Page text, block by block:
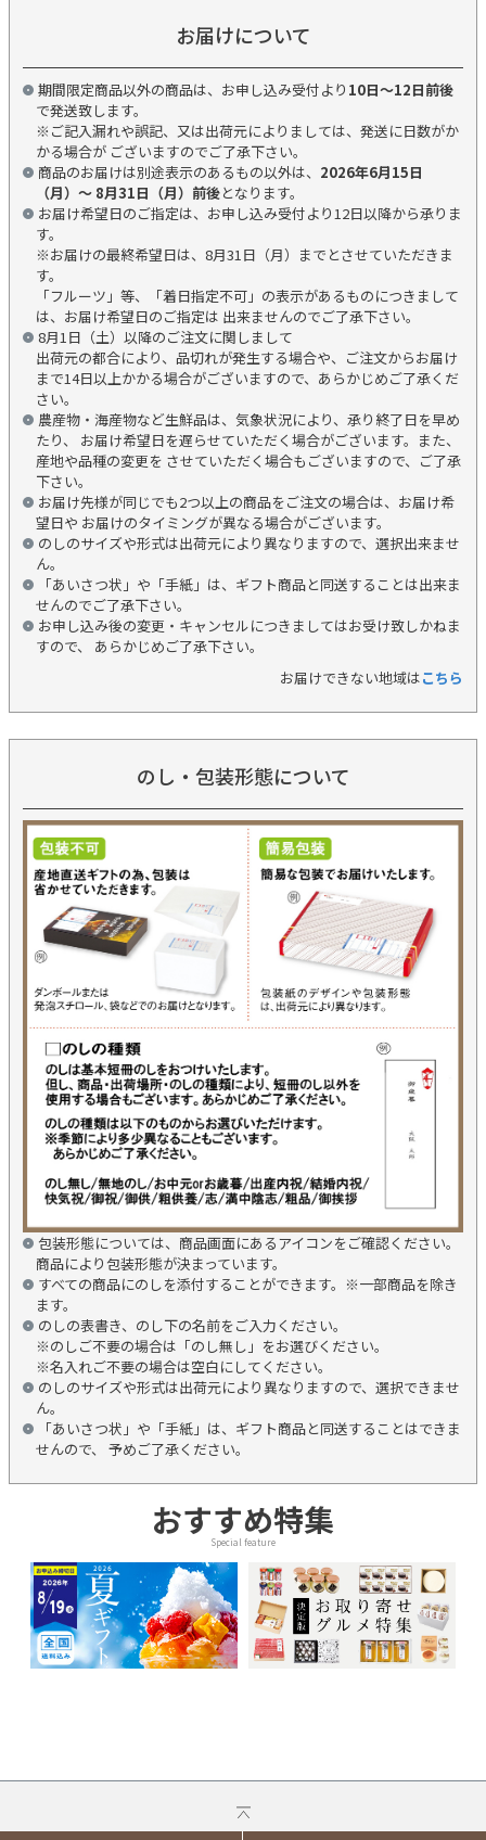
お届けについて
期間限定商品以外の商品は、お申し込み受付より 10日～12日前後
で発送致します。
※ご記入漏れや誤記、又は出荷元によりましては、発送に日数がか
かる場合が ございますのでご了承下さい。
商品のお届けは別途表示のあるもの以外は、 2026年6月15日
（月）～ 8月31日（月）前後となります。
お届け希望日のご指定は、お申し込み受付より12日以降から承りま
す。
※お届けの最終希望日は、8月31日（月）までとさせていただきま
す。
「フルーツ」等、「着日指定不可」の表示があるものにつきまして
は、お届け希望日のご指定は 出来ませんのでご了承下さい。
8月1日（土）以降のご注文に関しまして
出荷元の都合により、品切れが発生する場合や、ご注文からお届け
まで14日以上かかる場合がございますので、あらかじめご了承くだ
さい。
農産物・海産物など生鮮品は、気象状況により、承り終了日を早め
たり、 お届け希望日を遅らせていただく場合がございます。また、
産地や品種の変更を させていただく場合もございますので、ご了承
下さい。
お届け先様が同じでも2つ以上の商品をご注文の場合は、お届け希
望日や お届けのタイミングが異なる場合がございます。
のしのサイズや形式は出荷元により異なりますので、選択出来ませ
ん。
「あいさつ状」や「手紙」は、ギフト商品と同送することは出来ま
せんのでご了承下さい。
お申し込み後の変更・キャンセルにつきましてはお受け致しかねま
すので、 あらかじめご了承下さい。
お届けできない地域はこちら
のし・包装形態について
包装形態については、商品画面にあるアイコンをご確認ください。
商品により包装形態が決まっています。
すべての商品にのしを添付することができます。※一部商品を除き
ます。
のしの表書き、のし下の名前をご入力ください。
※のしご不要の場合は「のし無し」をお選びください。
※名入れご不要の場合は空白にしてください。
のしのサイズや形式は出荷元により異なりますので、選択できませ
ん。
「あいさつ状」や「手紙」は、ギフト商品と同送することはできま
せんので、 予めご了承ください。
おすすめ特集
Special feature